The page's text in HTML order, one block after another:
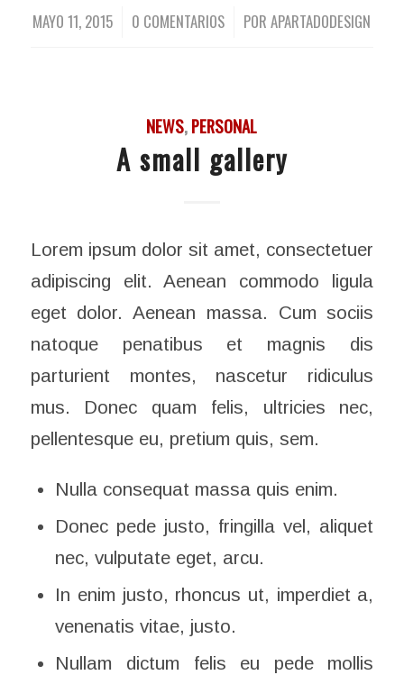
MAYO 11, 2015
/ 0 COMENTARIOS
/ PORAPARTADODESIGN
NEWS,PERSONAL
A small gallery
Lorem ipsum dolor sit amet, consectetuer
adipiscing elit. Aenean commodo ligula
eget dolor. Aenean massa. Cum sociis
natoque penatibus et magnis dis
parturient montes, nascetur ridiculus
mus. Donec quam felis, ultricies nec,
pellentesque eu, pretium quis, sem.
Nulla consequat massa quis enim.
Donec pede justo, fringilla vel, aliquet
nec, vulputate eget, arcu.
In enim justo, rhoncus ut, imperdiet a,
venenatis vitae, justo.
Nullam dictum felis eu pede mollis